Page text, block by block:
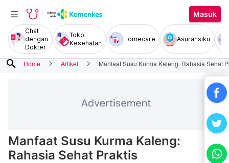
Masuk
Chat
dengan
Dokter
Toko
Kesehatan
Homecare Asuransiku
search Home Artikel Manfaat Susu Kurma Kaleng: Rahasia Sehat
Manfaat Susu Kurma Kaleng:
Rahasia Sehat Praktis